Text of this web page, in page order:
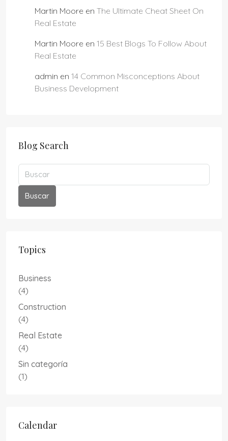
Martin Moore en The Ultimate Cheat Sheet On
Real Estate
Martin Moore en 15 Best Blogs To Follow About
Real Estate
admin en 14 Common Misconceptions About
Business Development
Blog Search
Buscar
Topics
Business
(4)
Construction
(4)
Real Estate
(4)
Sin categoría
(1)
Calendar